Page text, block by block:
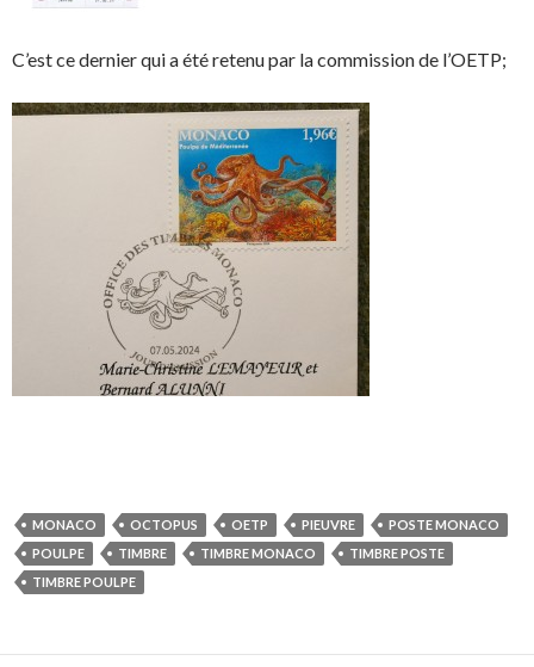
C’est ce dernier qui a été retenu par la commission de l’OETP;
MONACO OCTOPUS OETP PIEUVRE
POSTE MONACO
POULPE
TIMBRE TIMBRE MONACO
TIMBRE POSTE
TIMBRE POULPE